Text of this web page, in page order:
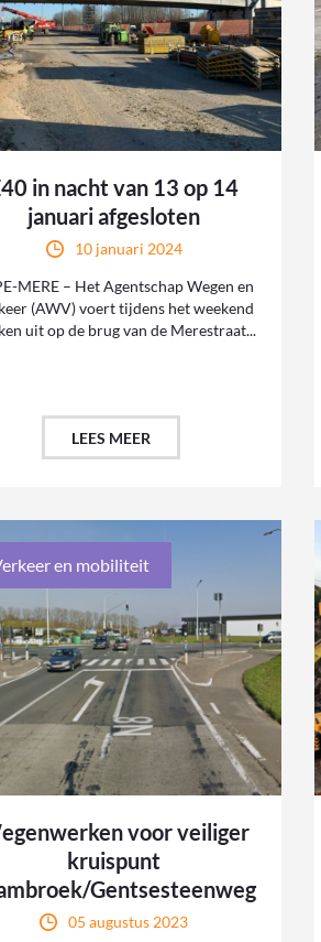
in nacht van 13 op 14
januari afgesloten
10 januari 2024
MERE – Het Agentschap Wegen en
(AWV) voert tijdens het weekend
uit op de brug van de Merestraat...
LEES MEER
en mobiliteit
voor veiliger
kruispunt
Gentsesteenweg
05 augustus 2023